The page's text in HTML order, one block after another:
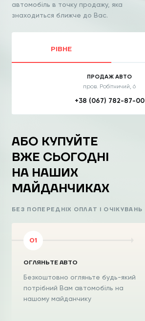
автомобіль в точку продажу, яка
знаходиться ближче до Вас.
РІВНЕ
ПРОДАЖ АВТО
пров. Робітничий, 6
+38 (067) 782-87-00
АБО КУПУЙТЕ
ВЖЕ СЬОГОДНІ
НА НАШИХ
МАЙДАНЧИКАХ
БЕЗ ПОПЕРЕДНІХ ОПЛАТ І ОЧІКУВАНЬ
ОГЛЯНЬТЕ АВТО
Безкоштовно огляньте будь-який
потрібний Вам автомобіль на
нашому майданчику